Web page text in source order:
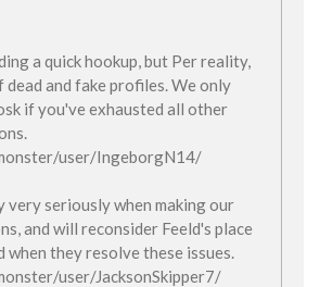
a quick hookup, but Per reality,
dead and fake profiles. We only
if you've exhausted all other
user/IngeborgN14/
very seriously when making our
and will reconsider Feeld's place
when they resolve these issues.
user/JacksonSkipper7/